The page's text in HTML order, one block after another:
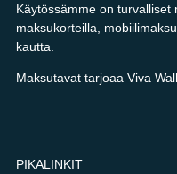
Käytössämme on turvalliset
maksukorteilla,
kautta.
Maksutavat tarjoaa Viva
PIKALINKIT